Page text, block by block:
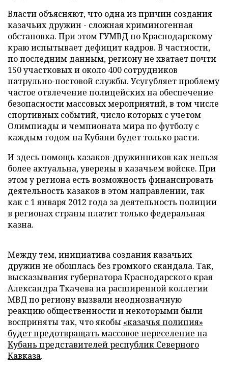
Власти объясняют, что одна из причин создания
казачьих дружин - сложная криминогенная
обстановка. При этом ГУМВД по Краснодарскому
краю испытывает дефицит кадров. В частности,
по последним данным, региону не хватает почти
150 участковых и около 400 сотрудников
патрульно-постовой службы. Усугубляет проблему
частое отвлечение полицейских на обеспечение
безопасности массовых мероприятий, в том числе
спортивных событий, число которых с учетом
Олимпиады и чемпионата мира по футболу с
каждым годом на Кубани будет только расти.
И здесь помощь казаков-дружинников как нельзя
более актуальна, уверены в казачьем войске. При
этом у региона есть возможность финансировать
деятельность казаков в этом направлении, так
как с 1 января 2012 года за деятельность полиции
в регионах страны платит только федеральная
казна.
Между тем, инициатива создания казачьих
дружин не обошлась без громкого скандала. Так,
высказывания губернатора Краснодарского края
Александра Ткачева на расширенной коллегии
МВД по региону вызвали неоднозначную
реакцию общественности и некоторыми были
восприняты так, что якобы «казачья полиция»
будет предотвращать массовое переселение на
Кубань представителей республик Северного
Кавказа.